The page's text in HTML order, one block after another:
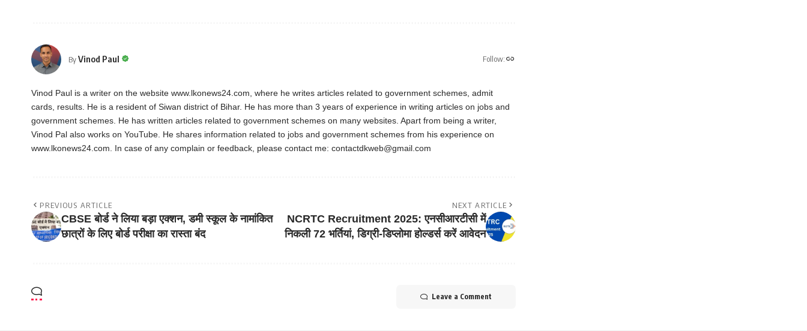
ByVinod Paul Follow:
Vinod Paul is a writer on the website www.lkonews24.com, where he writes articles related to government schemes, admit
cards, results. He is a resident of Siwan district of Bihar. He has more than 3 years of experience in writing articles on jobs and
government schemes. He has written articles related to government schemes on many websites. Apart from being a writer,
Vinod Pal also works on YouTube. He shares information related to jobs and government schemes from his experience on
www.lkonews24.com. In case of any complain or feedback, please contact me: contactdkweb@gmail.com
PREVIOUS ARTICLE
CBSE बोर्ड ने लिया बड़ा एक्शन, डमी स्कूल के नामांकित
छात्रों के लिए बोर्ड परीक्षा का रास्ता बंद
NEXT ARTICLE
NCRTC Recruitment 2025: एनसीआरटीसी में
निकली 72 भर्तियां, डिग्री-डिप्लोमा होल्डर्स करें आवेदन
Leave a Comment